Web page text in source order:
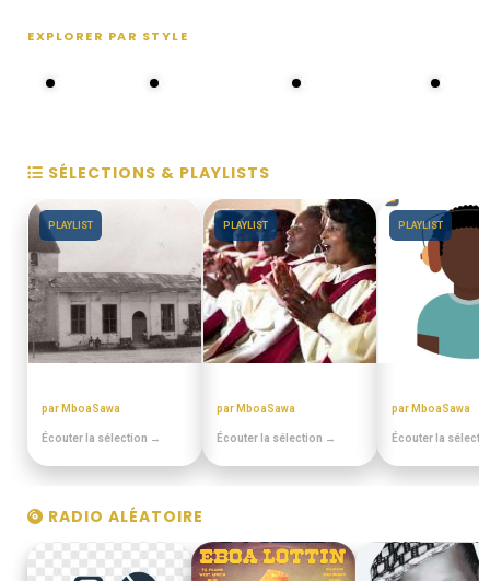
EXPLORER PAR STYLE
SÉLECTIONS & PLAYLISTS
PLAYLIST
par MboaSawa
Écouter la sélection →
PLAYLIST
par MboaSawa
Écouter la sélection →
PLAYLIST
par MboaSawa
Écouter la
RADIO ALÉATOIRE